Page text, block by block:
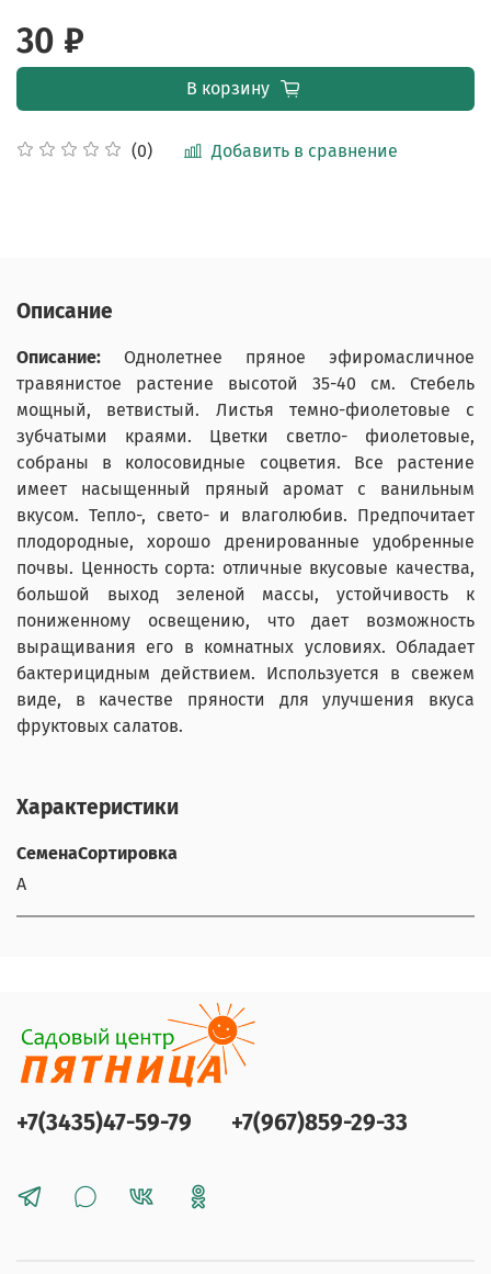
(0) Добавить в сравнение
30 ₽
В корзину
Описание
Описание: Однолетнее пряное эфиромасличное
травянистое растение высотой 35-40 см. Стебель
мощный, ветвистый. Листья темно-фиолетовые с
зубчатыми краями. Цветки светло- фиолетовые,
собраны в колосовидные соцветия. Все растение
имеет насыщенный пряный аромат с ванильным
вкусом. Тепло-, свето- и влаголюбив. Предпочитает
плодородные, хорошо дренированные удобренные
почвы. Ценность сорта: отличные вкусовые качества,
большой выход зеленой массы, устойчивость к
пониженному освещению, что дает возможность
выращивания его в комнатных условиях. Обладает
бактерицидным действием. Используется в свежем
виде, в качестве пряности для улучшения вкуса
фруктовых салатов.
Характеристики
СеменаСортировка
А
+7(3435)47-59-79 +7(967)859-29-33